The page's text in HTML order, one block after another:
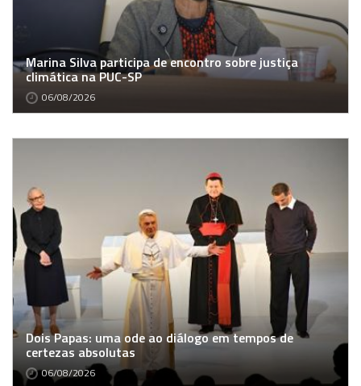
Marina Silva participa de encontro sobre justiça
climática na PUC-SP
06/08/2026
Dois Papas: uma ode ao diálogo em tempos de
certezas absolutas
06/08/2026